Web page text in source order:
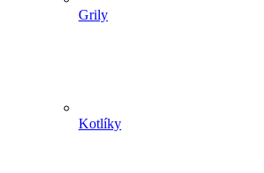
Grily
Kotlíky